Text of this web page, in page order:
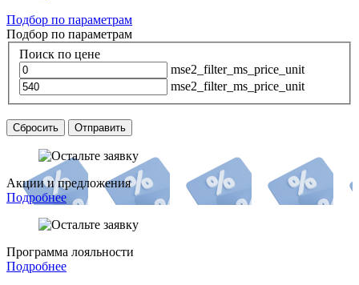
Подбор по параметрам
Подбор по параметрам
Поиск по цене
mse2_filter_ms_price_unit
mse2_filter_ms_price_unit
Сбросить Отправить
Акции и предложения
Подробнее
Программа лояльности
Подробнее